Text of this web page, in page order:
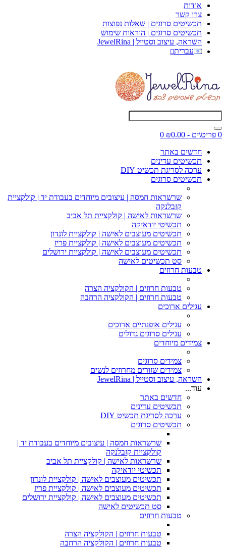
אודות
צרו קשר
תכשיטים סרוגים | שאלות נפוצות
תכשיטים סרוגים | הוראות שימוש
השראה, עיצוב וסטייל | JewelRina
עברית
0 פריט\ים - ₪0.00
0
חדשים באתר
תכשיטים עדינים
ערכה לסריגת תכשיט DIY
תכשיטים סרוגים
שרשראות חמסה | עיצובים מיוחדים בעבודת יד | קולקציית
קזבלנקה
שרשראות לאישה | קולקציית תל אביב
תכשיטי יודאיקה
תכשיטים מעוצבים לאישה | קולקציית לונדון
תכשיטים מעוצבים לאישה | קולקציית פריז
תכשיטים מעוצבים לאישה | קולקציית ירושלים
סט תכשיטים לאישה
טבעות חרוזים
טבעות חרוזים | הקולקציה הצרה
טבעות חרוזים | הקולקציה הרחבה
עגילים ארוכים
עגילים אופנתיים ארוכים
עגילים סרוגים גדולים
צמידים מיוחדים
צמידים סרוגים
צמידים שזורים מחרוזים לנשים
השראה, עיצוב וסטייל | JewelRina
עוד...
חדשים באתר
תכשיטים עדינים
ערכה לסריגת תכשיט DIY
תכשיטים סרוגים
שרשראות חמסה | עיצובים מיוחדים בעבודת יד |
קולקציית קזבלנקה
שרשראות לאישה | קולקציית תל אביב
תכשיטי יודאיקה
תכשיטים מעוצבים לאישה | קולקציית לונדון
תכשיטים מעוצבים לאישה | קולקציית פריז
תכשיטים מעוצבים לאישה | קולקציית ירושלים
סט תכשיטים לאישה
טבעות חרוזים
טבעות חרוזים | הקולקציה הצרה
טבעות חרוזים | הקולקציה הרחבה